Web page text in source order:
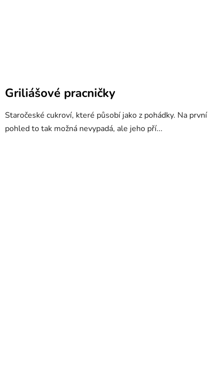
Griliášové pracničky
Staročeské cukroví, které působí jako z pohádky. Na první
pohled to tak možná nevypadá, ale jeho pří...